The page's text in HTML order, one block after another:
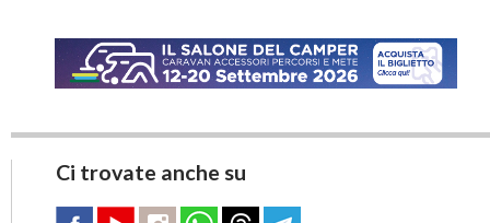
Ci trovate anche su